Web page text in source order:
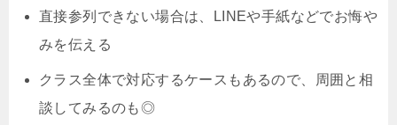
直接参列できない場合は、LINEや手紙などでお悔や
みを伝える
クラス全体で対応するケースもあるので、周囲と相
談してみるのも◎